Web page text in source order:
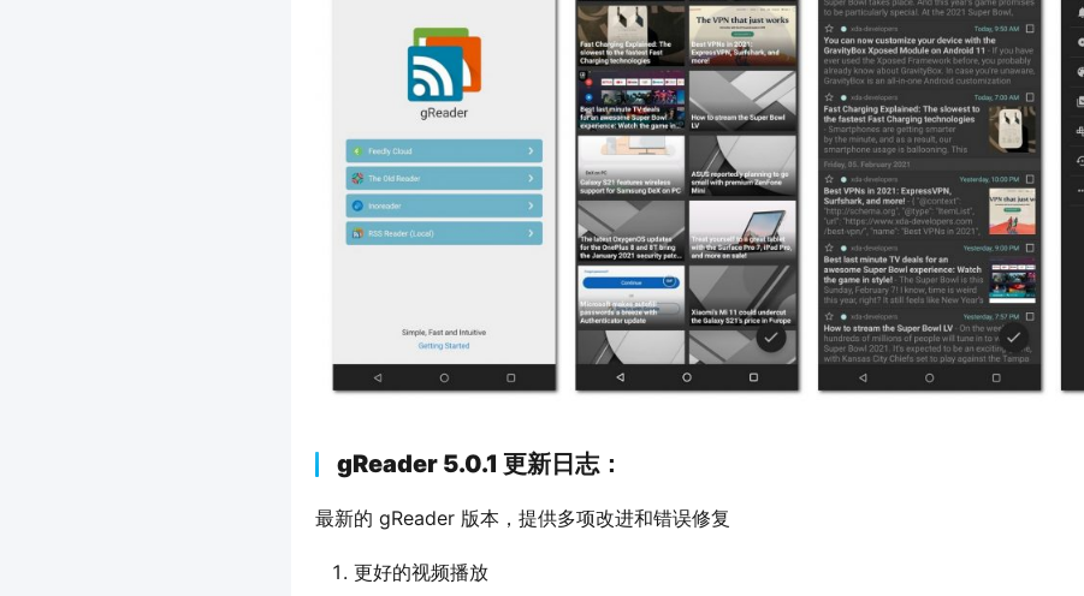
gReader 5.0.1 更新日志：
最新的 gReader 版本，提供多项改进和错误修复
更好的视频播放